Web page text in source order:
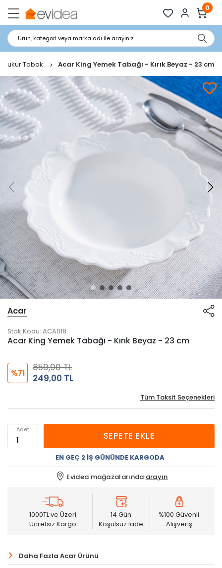
0
Ürün, kategori veya marka adı ile arayınız.
Çukur Tabak Acar King Yemek Tabağı - Kırık Beyaz - 23 cm
Acar
Stok Kodu: ACA018
Acar King Yemek Tabağı - Kırık Beyaz - 23 cm
%71
859,90 TL
249,00 TL
Tüm Taksit Seçenekleri
Adet
SEPETE EKLE
EN GEÇ 2 İŞ GÜNÜNDE KARGODA
Evidea mağazalarında arayın
1000TL ve Üzeri
Ücretsiz Kargo
14 Gün
Koşulsuz İade
%100 Güvenli
Alışveriş
Daha Fazla Acar Ürünü